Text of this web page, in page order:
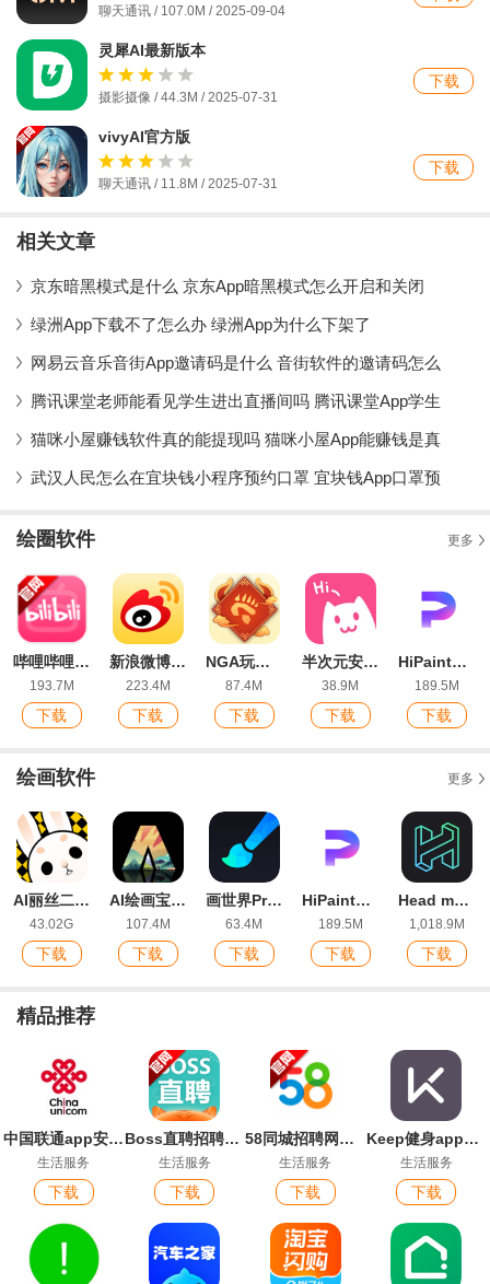
聊天通讯 / 107.0M / 2025-09-04
灵犀AI最新版本
摄影摄像 / 44.3M / 2025-07-31
下载
vivyAI官方版
聊天通讯 / 11.8M / 2025-07-31
下载
相关文章
京东暗黑模式是什么 京东App暗黑模式怎么开启和关闭
绿洲App下载不了怎么办 绿洲App为什么下架了
网易云音乐音街App邀请码是什么 音街软件的邀请码怎么
腾讯课堂老师能看见学生进出直播间吗 腾讯课堂App学生
猫咪小屋赚钱软件真的能提现吗 猫咪小屋App能赚钱是真
武汉人民怎么在宜块钱小程序预约口罩 宜块钱App口罩预
绘圈软件 更多
哔哩哔哩弹幕网手机版官方版
193.7M
下载
新浪微博最新版本
223.4M
下载
NGA玩家社区开发版
87.4M
下载
半次元安卓正版app
38.9M
下载
HiPaint最新版
189.5M
下载
绘画软件 更多
AI丽丝二次元ai绘画平台
43.02G
下载
AI绘画宝app安卓版
107.4M
下载
画世界Pro app官方版
63.4M
下载
HiPaint最新版
189.5M
下载
Head model Studio官方正版下载
1,018.9M
下载
精品推荐
中国联通app安卓版
生活服务
下载
Boss直聘招聘官方版app
生活服务
下载
58同城招聘网找工作app安卓版
生活服务
下载
Keep健身app官方版
生活服务
下载